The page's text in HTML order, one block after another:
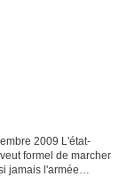
2009 L'état-
formel de marcher
jamais l'armée